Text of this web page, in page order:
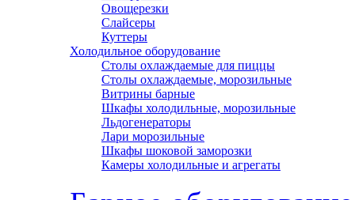
Овощерезки
Слайсеры
Куттеры
Холодильное оборудование
Столы охлаждаемые для пиццы
Столы охлаждаемые, морозильные
Витрины барные
Шкафы холодильные, морозильные
Льдогенераторы
Лари морозильные
Шкафы шоковой заморозки
Камеры холодильные и агрегаты